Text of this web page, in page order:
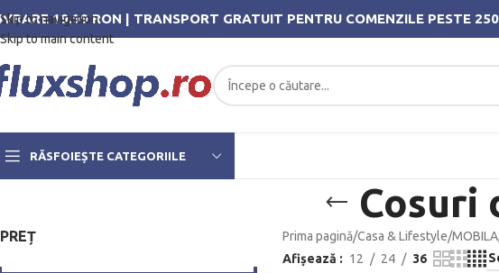
Skip to navigation
Skip to main content
19.99 RON | TRANSPORT GRATUIT PENTRU COMENZILE PESTE
RĂSFOIEȘTE CATEGORIILE
Cosuri
PREȚ Prima pagină/Casa & Lifestyle/
Afișează
12 24 36